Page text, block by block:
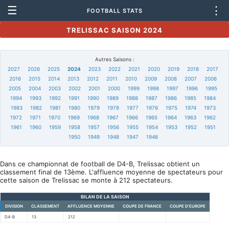
☰ FOOTBALL STATS ⋮
TRELISSAC SAISON 2024
Autres Saisons :
2027
2026 2025 2024 2023 2022 2021 2020 2019 2018
2017
2016
2015 2014 2013 2012 2011 2010 2009 2008 2007
2006
2005
2004 2003 2002 2001 2000 1999 1998 1997 1996
1995
1994
1993 1992 1991 1990 1989 1988 1987 1986 1985
1984
1983
1982 1981 1980 1979 1978 1977 1976 1975 1974
1973
1972
1971 1970 1969 1968 1967 1966 1965 1964 1963
1962
1961
1960 1959 1958 1957 1956 1955 1954 1953 1952
1951
1950
1949 1948 1947 1946
Dans ce championnat de football de D4-B, Trelissac obtient un
classement final de 13ème. L'affluence moyenne de spectateurs pour
cette saison de Trelissac se monte à 212 spectateurs.
BILAN DE LA SAISON
DIVISION CLASSEMENT AFFLUENCE MOYENNE COUPE DE FRANCE COUPE D'EUROPE
D4-B 13 212